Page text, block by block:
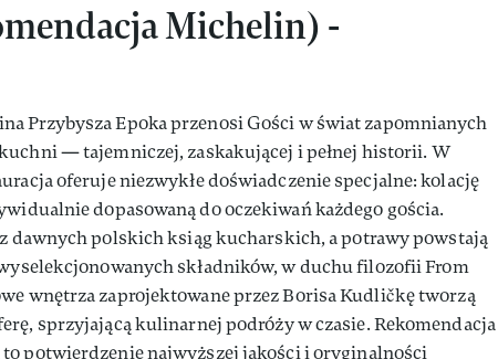
Michelin) -
Przybysza Epoka przenosi Gości w świat zapomnianych
— tajemniczej, zaskakującej i pełnej historii. W
oferuje niezwykłe doświadczenie specjalne: kolację
dopasowaną do oczekiwań każdego gościa.
dawnych polskich ksiąg kucharskich, a potrawy powstają
składników, w duchu filozofii From
wnętrza zaprojektowane przez Borisa Kudličkę tworzą
sprzyjającą kulinarnej podróży w czasie. Rekomendacja
potwierdzenie najwyższej jakości i oryginalności